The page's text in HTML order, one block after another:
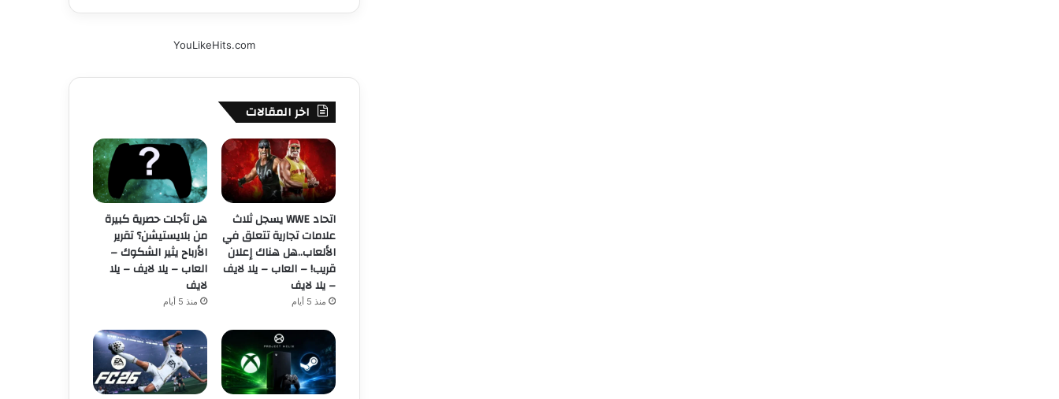
YouLikeHits.com
اخر المقالات
اتحاد WWE يسجل ثلاث
علامات تجارية تتعلق في
الألعاب..هل هناك إعلان
قريب! – العاب – يلا لايف
– يلا لايف
منذ 5 أيام
هل تأجلت حصرية كبيرة
من بلايستيشن؟ تقرير
الأرباح يثير الشكوك –
العاب – يلا لايف – يلا
لايف
منذ 5 أيام